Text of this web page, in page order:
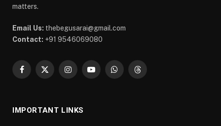
matters.
Email Us: thebegusarai@gmail.com
Contact: +91 9546069080
Facebook
X
InstagramYouTubeWhatsAppThreads
IMPORTANT LINKS